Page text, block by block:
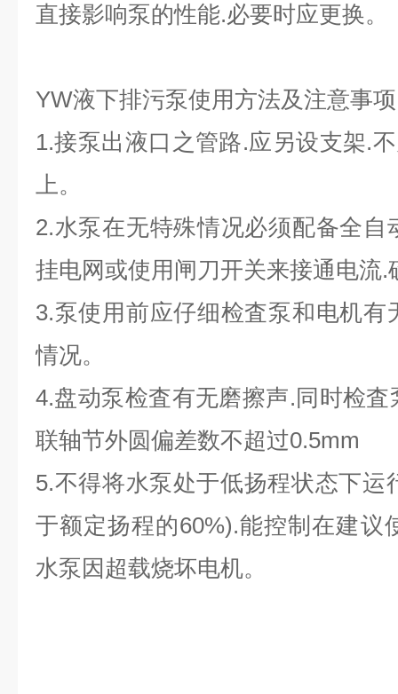
直接影响泵的性能.必要时应更换。
YW液下排污泵使用方法及注意事项
1.接泵出液口之管路.应另设支架.
上。
2.水泵在无特殊情况必须配备全
挂电网或使用闸刀开关来接通电流.
3.泵使用前应仔细检査泵和电机
情况。
4.盘动泵检査有无磨擦声.同时检
联轴节外圆偏差数不超过0.5mm
5.不得将水泵处于低扬程状态下运
于额定扬程的60%).能控制在建议
水泵因超载烧坏电机。